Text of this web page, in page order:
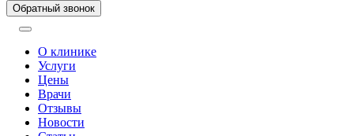
Обратный звонок
О клинике
Услуги
Цены
Врачи
Отзывы
Новости